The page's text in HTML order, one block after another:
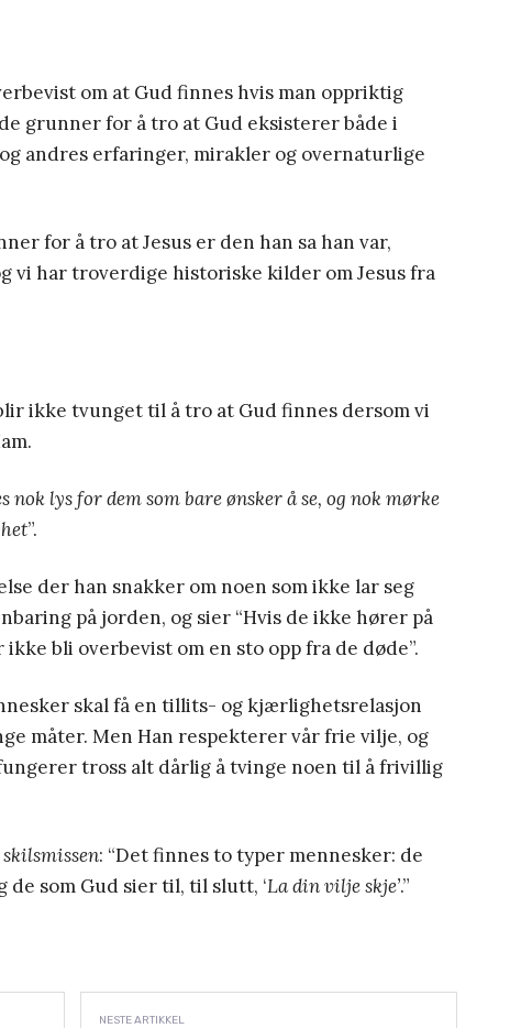
om at Gud finnes hvis man oppriktig
grunner for å tro at Gud eksisterer både i
andres erfaringer, mirakler og overnaturlige
for å tro at Jesus er den han sa han var,
vi har troverdige historiske kilder om Jesus fra
ikke tvunget til å tro at Gud finnes dersom vi
nok lys for dem som bare ønsker å se, og nok mørke
”.
der han snakker om noen som ikke lar seg
på jorden, og sier “Hvis de ikke hører på
bli overbevist om en sto opp fra de døde”.
skal få en tillits- og kjærlighetsrelasjon
måter. Men Han respekterer vår frie vilje, og
tross alt dårlig å tvinge noen til å frivillig
: “Det finnes to typer mennesker: de
de som Gud sier til, til slutt, ‘La din vilje skje’.”